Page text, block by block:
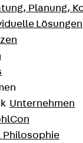
Planung,
Lösungen
Unternehmen
Philosophie